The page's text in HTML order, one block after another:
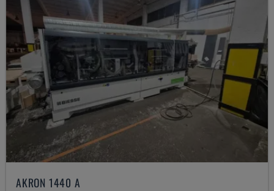
AKRON 1440 A